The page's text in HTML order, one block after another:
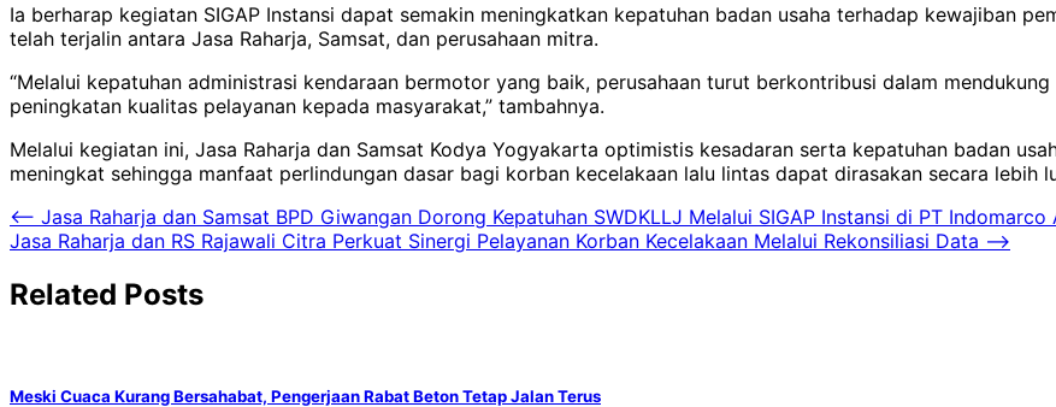
Ia berharap kegiatan SIGAP Instansi dapat semakin meningkatkan kepatuhan badan usaha terhadap kewajiban
telah terjalin antara Jasa Raharja, Samsat, dan perusahaan mitra.
“Melalui kepatuhan administrasi kendaraan bermotor yang baik, perusahaan turut berkontribusi dalam
peningkatan kualitas pelayanan kepada masyarakat,” tambahnya.
Melalui kegiatan ini, Jasa Raharja dan Samsat Kodya Yogyakarta optimistis kesadaran serta kepatuhan badan
meningkat sehingga manfaat perlindungan dasar bagi korban kecelakaan lalu lintas dapat dirasakan secara lebih
Navigasi
pos
⟵ Jasa Raharja dan Samsat BPD Giwangan Dorong Kepatuhan SWDKLLJ Melalui SIGAP Instansi di PT Indomarco
Jasa Raharja dan RS Rajawali Citra Perkuat Sinergi Pelayanan Korban Kecelakaan Melalui Rekonsiliasi Data ⟶
Related Posts
Meski Cuaca Kurang Bersahabat, Pengerjaan Rabat Beton Tetap Jalan Terus